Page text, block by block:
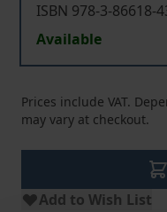
ISBN 978-3-86618-
Available
Prices include VAT.
may vary at checkout.
Add to Wish List